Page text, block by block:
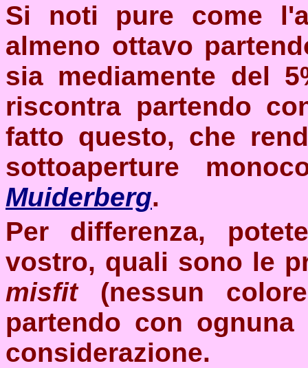
Si noti pure come
almeno ottavo
sia mediamente del
riscontra partendo
fatto questo, che
sottoaperture
Muiderberg.
Per differenza,
vostro, quali sono le
misfit
(nessun
partendo con
considerazione.